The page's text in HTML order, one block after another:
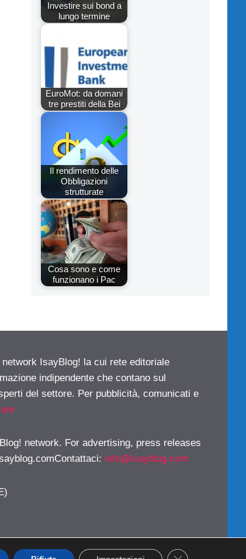
Investire sui bond a
lungo termine
EuroMot: da domani
tre prestiti della Bei
Il rendimento delle
Obbligazioni
strutturate
Cosa sono e come
funzionano i Pac
IsayBlog! la cui rete editoriale
indipendente che contano sul
del settore. Per pubblicità, comunicati e
network. For advertising, press releases
: info@isayblog.com
CLOSE GDPR